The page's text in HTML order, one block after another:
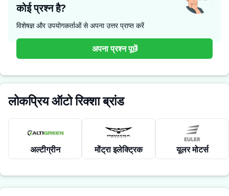
कोई प्रश्न है?
विशेषज्ञ और उपयोगकर्ताओं से अपना उत्तर प्राप्त करें
अपना प्रश्न पूछें
लोकप्रिय ऑटो रिक्शा ब्रांड
अल्टीग्रीन मोंट्रा इलेक्ट्रिक यूलर मोटर्स